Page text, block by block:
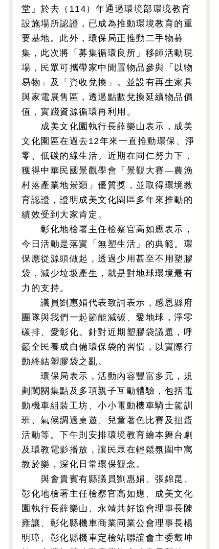
堂」於去（114）年通過環境部環境教育
設施場所認證，已成為推動環境教育的重
要基地。此外，環保局正推動二手物募
集，此次將「募集循環良所」移師活動現
場，民眾可攜帶家中閒置物品參與「以物
易物」及「資收兌換」。並設有再生家具
與家電展售區，透過點數兌換延續物品價
值，實踐資源循環再利用。
成美文化園執行長薛樂山表示，成美
文化園區在過去12年來一直推動環保、淨
零、低碳的綠生活。近期在同仁努力下，
獲得中華民國景觀學會「景觀大賽—農漁
村落產業地景類」優質獎，並取得環境教
育認證，證明成美文化園區多年來推動的
績效受到大家肯定。
彰化地檢署主任檢察官高如應表示，
今日活動是落實「無塑生活」的典範。環
保應從源頭做起，透過少用甚至不用塑膠
袋，減少垃圾產生，就是對地球環境最有
力的支持。
議員劉惠娟代表致詞表示，感恩縣府
團隊與我們一起節能減碳、愛地球，淨零
碳排、愛彰化。針對近期塑膠袋議題，呼
籲全民養成自備環保袋的習慣，以實際行
動終結塑膠袋之亂。
環保局表示，活動內容豐富多元，規
劃闖關集點及多項親子互動體驗，包括電
動機車組裝工坊、小小電動機車騎士駕訓
班、氣候調適桌遊、兒童著色比賽及扭蛋
活動等。下午則安排環境教育繪本舞台劇
及環教電影播放，讓民眾在輕鬆氛圍中寓
教於樂，深化日常環保觀念。
與會貴賓有縣議員劉惠娟、張錦昆、
彰化地檢署主任檢察官高如應、成美文化
園執行長薛樂山、永靖共好協會理事長陳
雍讓、彰化縣機車商業同業公會理事長楊
明璋、彰化縣機車定檢站聯誼會主委戴坤